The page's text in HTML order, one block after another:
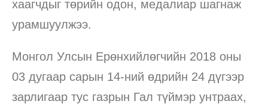
хаагчдыг төрийн одон, медалиар шагнаж
урамшуулжээ.
Монгол Улсын Ерөнхийлөгчийн 2018 оны
03 дугаар сарын 14-ний өдрийн 24 дүгээр
зарлигаар тус газрын Гал түймэр унтраах,